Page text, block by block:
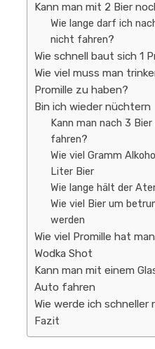
Kann man mit 2 Bier
Wie lange darf ich
nicht fahren?
Wie schnell baut sich 1
Wie viel muss man
Promille zu haben?
Bin ich wieder nüchtern
Kann man nach 3
fahren?
Wie viel Gramm
Liter Bier
Wie lange hält der
Wie viel Bier um
werden
Wie viel Promille hat
Wodka Shot
Kann man mit einem
Auto fahren
Wie werde ich schneller
Fazit